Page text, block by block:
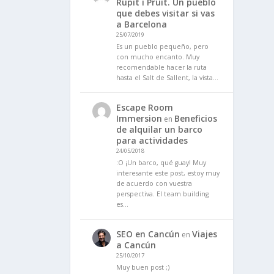
Rupit i Pruit. Un pueblo
que debes visitar si vas
a Barcelona
25/07/2019
Es un pueblo pequeño, pero
con mucho encanto. Muy
recomendable hacer la ruta
hasta el Salt de Sallent, la vista…
Escape Room
Immersion en Beneficios
de alquilar un barco
para actividades
24/05/2018
:O ¡Un barco, qué guay! Muy
interesante este post, estoy muy
de acuerdo con vuestra
perspectiva. El team building
es…
SEO en Cancún en Viajes
a Cancún
25/10/2017
Muy buen post ;)